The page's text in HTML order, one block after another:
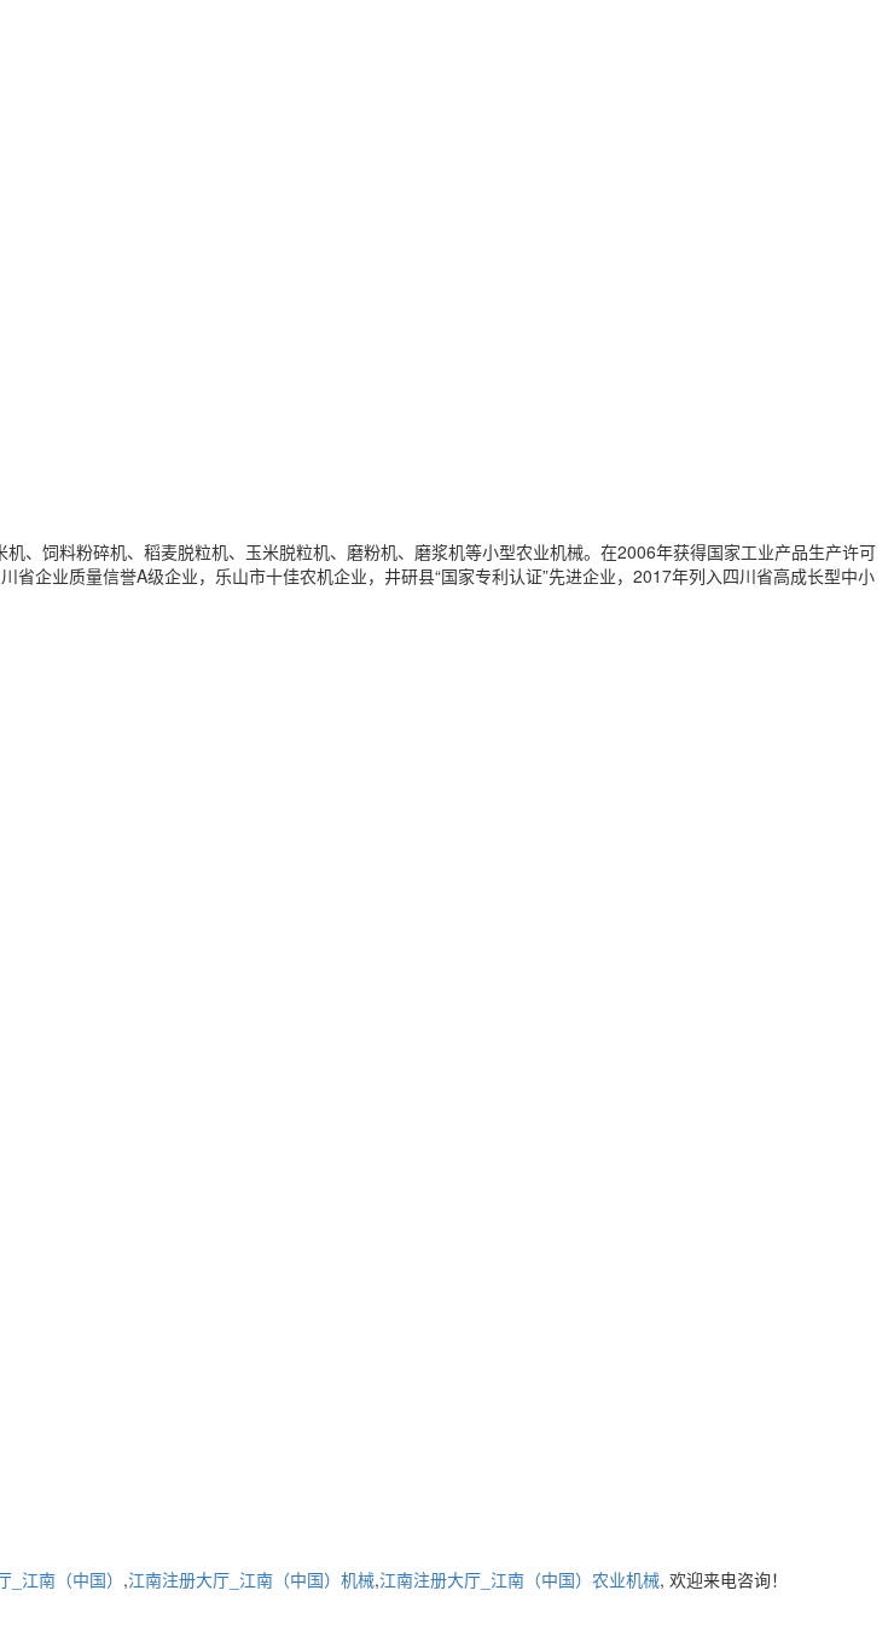
、饲料粉碎机、稻麦脱粒机、玉米脱粒机、磨粉机、磨浆机等小型农业机械。在2006年获得国家工业产品生产许可
企业质量信誉A级企业，乐山市十佳农机企业，井研县“国家专利认证”先进企业，2017年列入四川省高成长型中小
_江南（中国） ,江南注册大厅_江南（中国）机械,江南注册大厅_江南（中国）农业机械, 欢迎来电咨询！